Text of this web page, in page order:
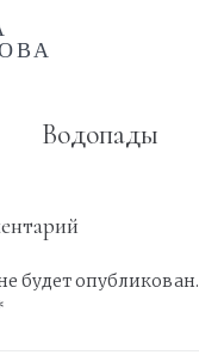
Водопады
будет опубликован.